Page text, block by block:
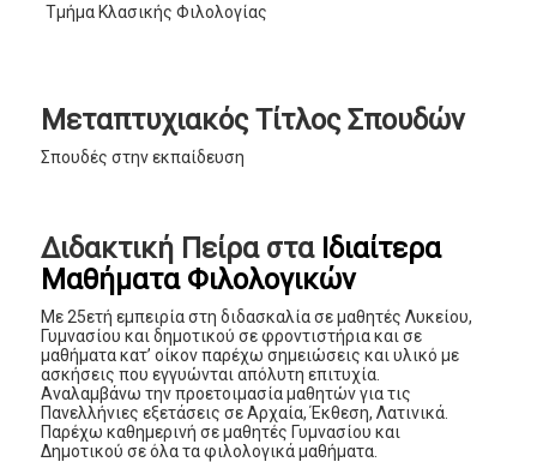
Τμήμα Κλασικής Φιλολογίας
Μεταπτυχιακός Τίτλος Σπουδών
Σπουδές στην εκπαίδευση
Διδακτική Πείρα στα Ιδιαίτερα
Μαθήματα Φιλολογικών
Με 25ετή εμπειρία στη διδασκαλία σε μαθητές Λυκείου,
Γυμνασίου και δημοτικού σε φροντιστήρια και σε
μαθήματα κατ’ οίκον παρέχω σημειώσεις και υλικό με
ασκήσεις που εγγυώνται απόλυτη επιτυχία.
Αναλαμβάνω την προετοιμασία μαθητών για τις
Πανελλήνιες εξετάσεις σε Αρχαία, Έκθεση, Λατινικά.
Παρέχω καθημερινή σε μαθητές Γυμνασίου και
Δημοτικού σε όλα τα φιλολογικά μαθήματα.